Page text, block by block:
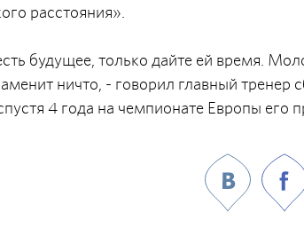
расстояния».
будущее, только дайте ей время.
ничто, - говорил главный тренер
4 года на чемпионате Европы его